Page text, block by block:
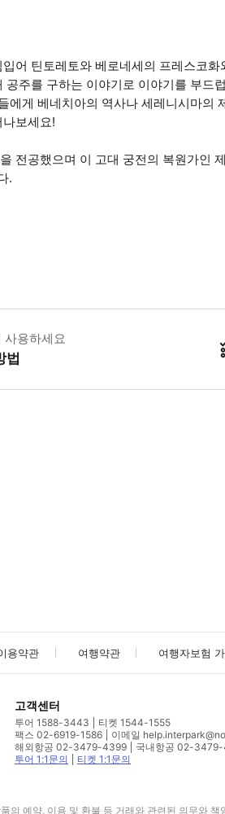
어 틴토레토와 베로네세의 프레스코화
주를 구하는 이야기로 이야기를 부드
에게 베네치아의 역사나 세레니시마의
보세요!
전공했으며 이 고대 궁전의 복원가인
.
비용에 포함되지 않으며 별도로 결제해야
사용하세요
법
용약관 여행약관 여행자보험
고객센터
투어 1588-3443
티켓 1544-1555
팩스 02-6919-1586
이메일
해외항공 02-3479-4399
국내항공 02-
투어 1:1문의
티켓 1:1문의
의 예약, 이용 및 환불 등 거래와 관련된 의무와 책